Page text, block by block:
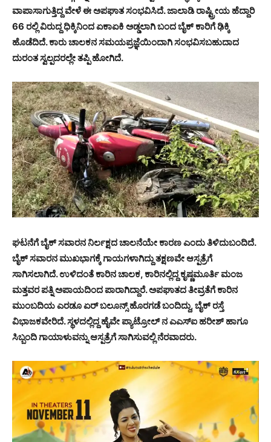
ವಾಪಾಸಾಗುತ್ತಿದ್ದ ವೇಳೆ ಈ ಅಪಘಾತ ಸಂಭವಿಸಿದೆ. ಜಾಲಾಡಿ ರಾಷ್ಟ್ರೀಯ ಹೆದ್ದಾರಿ
66 ರಲ್ಲಿ ವಿರುದ್ದ ಧಿಕ್ಕಿನಿಂದ ಏಕಾಏಕಿ ಅಡ್ಡಲಾಗಿ ಬಂದ ಬೈಕ್ ಕಾರಿಗೆ ಢಿಕ್ಕಿ
ಹೊಡೆದಿದೆ. ಕಾರು ಚಾಲಕನ ಸಮಯಪ್ರಜ್ಞೆಯಿಂದಾಗಿ ಸಂಭವಿಸಬಹುದಾದ
ದುರಂತ ಸ್ವಲ್ಪದರಲ್ಲೇ ತಪ್ಪಿ ಹೋಗಿದೆ.
ಘಟನೆಗೆ ಬೈಕ್ ಸವಾರನ ನಿರ್ಲಕ್ಷದ ಚಾಲನೆಯೇ ಕಾರಣ ಎಂದು ತಿಳಿದುಬಂದಿದೆ.
ಬೈಕ್ ಸವಾರನ ಮುಖಭಾಗಕ್ಕೆ ಗಾಯಗಳಾಗಿದ್ದು ತಕ್ಷಣವೇ ಆಸ್ಪತ್ರೆಗೆ
ಸಾಗಿಸಲಾಗಿದೆ. ಉಳಿದಂತೆ ಕಾರಿನ ಚಾಲಕ, ಕಾರಿನಲ್ಲಿದ್ದ ಕೃಷ್ಣಮೂರ್ತಿ ಮಂಜ
ಮತ್ತವರ ಪತ್ನಿ ಅಪಾಯದಿಂದ ಪಾರಾಗಿದ್ದಾರೆ. ಅಪಘಾತದ ತೀವ್ರತೆಗೆ ಕಾರಿನ
ಮುಂಬದಿಯ ಎರಡೂ ಏರ್ ಬಲೂನ್ಸ್ ಹೊರಗಡೆ ಬಂದಿದ್ದು, ಬೈಕ್ ರಸ್ತೆ
ವಿಭಾಜಕವೇರಿದೆ. ಸ್ಥಳದಲ್ಲಿದ್ದ ಹೈವೇ ಪ್ಯಾಟ್ರೋಲ್ ನ ಎಎಸ್‍ಐ ಹರೀಶ್ ಹಾಗೂ
ಸಿಬ್ಬಂದಿ ಗಾಯಾಳುವನ್ನು ಆಸ್ಪತ್ರೆಗೆ ಸಾಗಿಸುವಲ್ಲಿ ನೆರವಾದರು.